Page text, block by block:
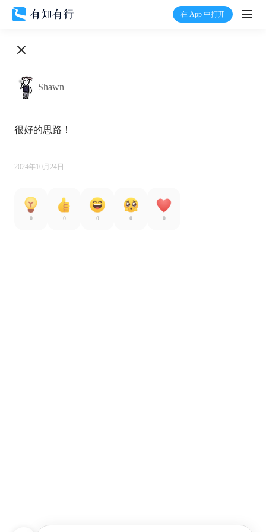
在 App 中打开
打
加入我们
Shawn
很好的思路！
2024年10月24日
0 0 0 0 0